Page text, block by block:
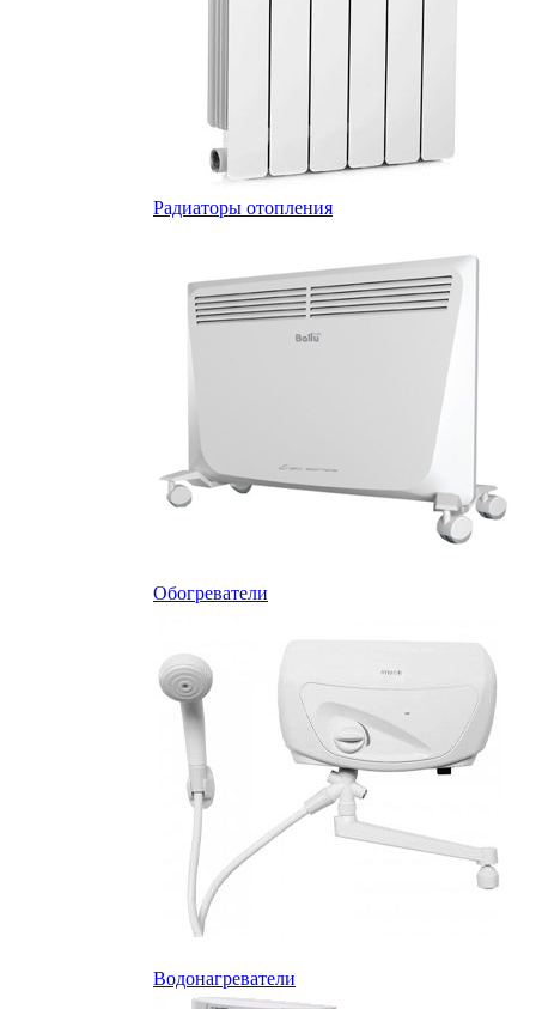
Радиаторы отопления
Обогреватели
Водонагреватели